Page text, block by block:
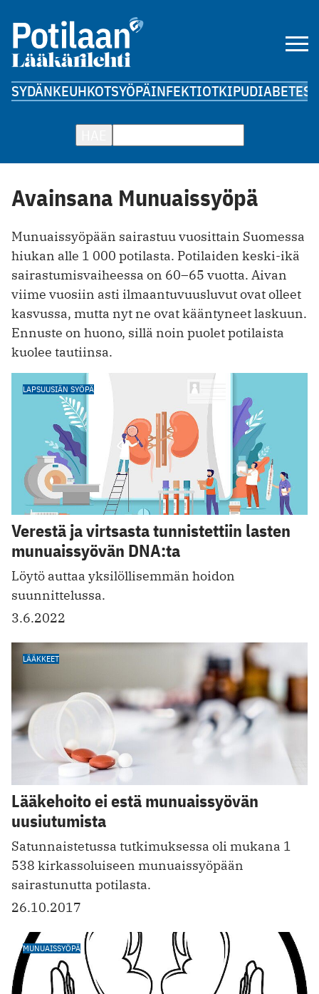
SYDÄNKEUHKOTSYÖPÄINFEKTIOTKIPUDIABETES
Avainsana Munuaissyöpä
Munuaissyöpään sairastuu vuosittain Suomessa
hiukan alle 1 000 potilasta. Potilaiden keski-ikä
sairastumisvaiheessa on 60–65 vuotta. Aivan
viime vuosiin asti ilmaantuvuusluvut ovat olleet
kasvussa, mutta nyt ne ovat kääntyneet laskuun.
Ennuste on huono, sillä noin puolet potilaista
kuolee tautiinsa.
LAPSUUSIÄN SYÖPÄ
Verestä ja virtsasta tunnistettiin lasten
munuaissyövän DNA:ta
Löytö auttaa yksilöllisemmän hoidon
suunnittelussa.
3.6.2022
LÄÄKKEET
Lääkehoito ei estä munuaissyövän
uusiutumista
Satunnaistetussa tutkimuksessa oli mukana 1
538 kirkassoluiseen munuaissyöpään
sairastunutta potilasta.
26.10.2017
MUNUAISSYÖPÄ